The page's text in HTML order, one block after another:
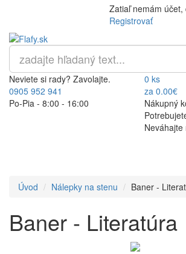
Zatiaľ nemám účet,
Registrovať
Neviete si rady? Zavolajte.
0905 952 941
Po-Pia - 8:00 - 16:00
0 ks
za 0.00€
Nákupný
Úvod Nálepky na stenu Baner -
Baner - Literatúra